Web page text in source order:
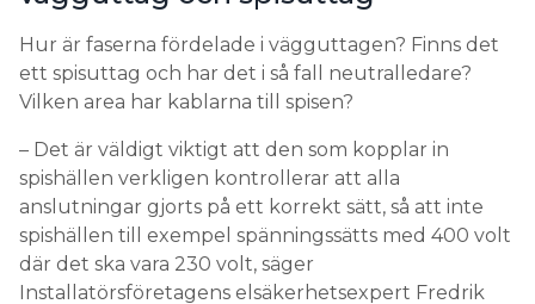
Hur är faserna fördelade i vägguttagen? Finns det
ett spisuttag och har det i så fall neutralledare?
Vilken area har kablarna till spisen?
– Det är väldigt viktigt att den som kopplar in
spishällen verkligen kontrollerar att alla
anslutningar gjorts på ett korrekt sätt, så att inte
spishällen till exempel spänningssätts med 400 volt
där det ska vara 230 volt, säger
Installatörsföretagens elsäkerhetsexpert Fredrik